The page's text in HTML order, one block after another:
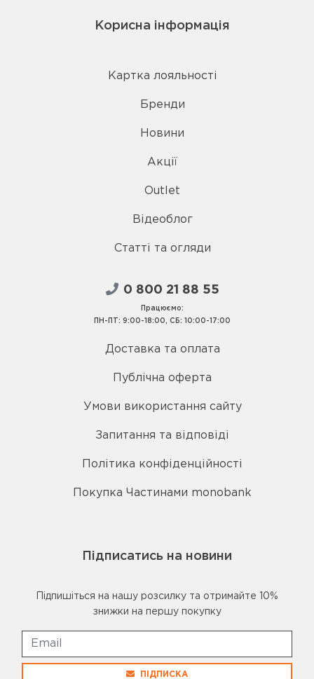
Корисна інформація
Картка лояльності
Бренди
Новини
Акції
Outlet
Відеоблог
Статті та огляди
0 800 21 88 55
Працюємо:
ПН-ПТ: 9:00-18:00, СБ: 10:00-17:00
Доставка та оплата
Публічна оферта
Умови використання сайту
Запитання та відповіді
Політика конфіденційності
Покупка Частинами monobank
Підписатись на новини
Підпишіться на нашу розсилку та отримайте 10%
знижки на першу покупку
ПІДПИСКА